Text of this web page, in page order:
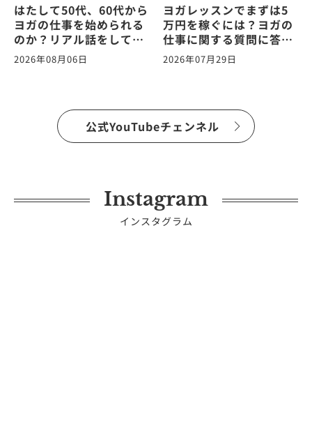
はたして50代、60代から
ヨガの仕事を始められる
のか？リアル話をしてみ
た。ヨガの仕事に関する
質問に答えます！
2026年08月06日
ヨガレッスンでまずは5
万円を稼ぐには？ヨガの
仕事に関する質問に答え
ます！vol.265
2026年07月29日
公式YouTubeチェンネル
Instagram
インスタグラム